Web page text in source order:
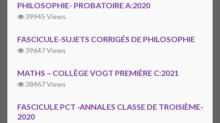
PHILOSOPHIE- PROBATOIRE A:2020
39945 Views
FASCICULE-SUJETS CORRIGÉS DE PHILOSOPHIE
39647 Views
MATHS – COLLÈGE VOGT PREMIÈRE C:2021
38467 Views
FASCICULE PCT -ANNALES CLASSE DE TROISIÈME-
2020